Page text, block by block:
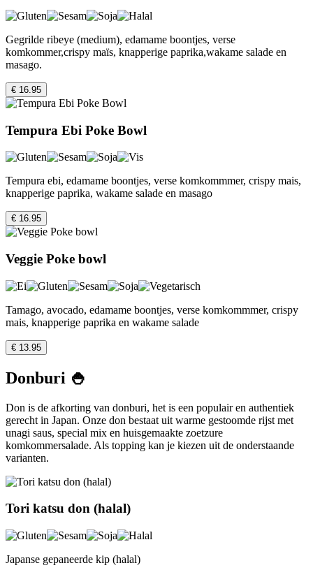
Gegrilde ribeye (medium), edamame boontjes, verse
komkommer,crispy maïs, knapperige paprika,wakame salade en
masago.
€ 16.95
Tempura Ebi Poke Bowl
Tempura ebi, edamame boontjes, verse komkommmer, crispy mais,
knapperige paprika, wakame salade en masago
€ 16.95
Veggie Poke bowl
Tamago, avocado, edamame boontjes, verse komkommmer, crispy
mais, knapperige paprika en wakame salade
€ 13.95
Donburi 🍚
Don is de afkorting van donburi, het is een populair en authentiek
gerecht in Japan. Onze don bestaat uit warme gestoomde rijst met
unagi saus, special mix en huisgemaakte zoetzure
komkommersalade. Als topping kan je kiezen uit de onderstaande
varianten.
Tori katsu don (halal)
Japanse gepaneerde kip (halal)